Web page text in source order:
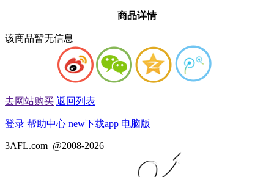
商品详情
该商品暂无信息
去网站购买 返回列表
登录 帮助中心 new下载app 电脑版
3AFL.com @2008-2026